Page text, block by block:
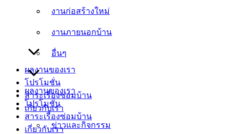
งานก่อสร้างใหม่
งานภายนอกบ้าน
อื่นๆ
ผลงานของเรา
โปรโมชั่น
สาระเรื่องซ่อมบ้าน
เกี่ยวกับเรา
งานภายนอกบ้าน
อื่นๆ
ผลงานของเรา
โปรโมชั่น
สาระเรื่องซ่อมบ้าน
เกี่ยวกับเรา
ข่าวและกิจกรรม